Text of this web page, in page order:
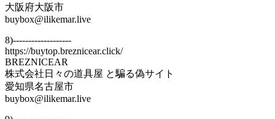
大阪府大阪市
buybox@ilikemar.live
8)-------------------
https://buytop.breznicear.click/
BREZNICEAR
株式会社日々の道具屋 と騙る偽サイト
愛知県名古屋市
buybox@ilikemar.live